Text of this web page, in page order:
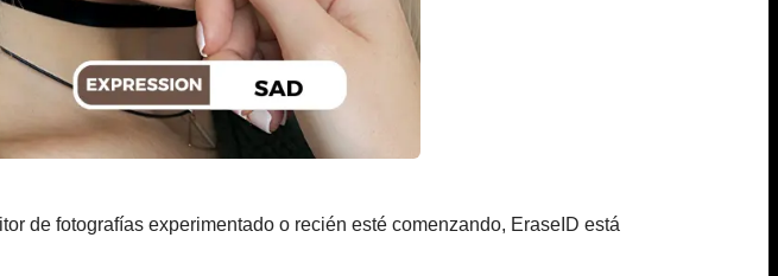
de fotografías experimentado o recién esté comenzando, EraseID está